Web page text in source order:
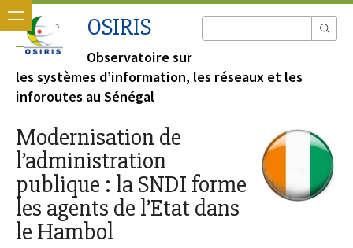
OSIRIS
Observatoire sur
les systèmes d’information, les réseaux et les
inforoutes au Sénégal
Modernisation de
l’administration
publique : la SNDI forme
les agents de l’Etat dans
le Hambol